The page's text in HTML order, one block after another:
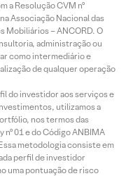
a Resolução CVM nº
Associação Nacional das
Mobiliários – ANCORD. O
administração ou
como intermediário e
de qualquer operação
do investidor aos serviços e
utilizamos a
nos termos das
01 e do Código ANBIMA
metodologia consiste em
perfil de investidor
uma pontuação de risco